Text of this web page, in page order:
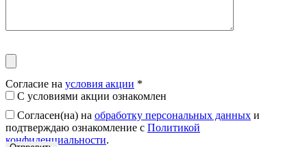
Согласие на условия акции *
С условиями акции ознакомлен
Согласен(на) на обработку персональных данных и
подтверждаю ознакомление с Политикой
конфиденциальности.